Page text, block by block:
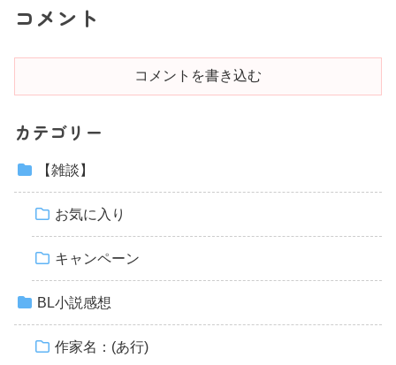
コメント
コメントを書き込む
カテゴリー
【雑談】
お気に入り
キャンペーン
BL小説感想
作家名：(あ行)